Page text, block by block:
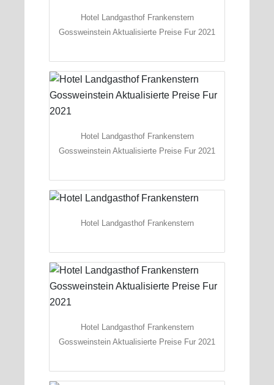
Hotel Landgasthof Frankenstern
Gossweinstein Aktualisierte Preise Fur 2021
Hotel Landgasthof Frankenstern
Gossweinstein Aktualisierte Preise Fur 2021
Hotel Landgasthof Frankenstern
Hotel Landgasthof Frankenstern
Gossweinstein Aktualisierte Preise Fur 2021